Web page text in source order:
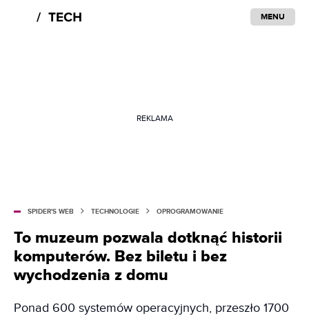
MENU
REKLAMA
SPIDER'S WEB TECHNOLOGIE OPROGRAMOWANIE
To muzeum pozwala dotknąć historii
komputerów. Bez biletu i bez
wychodzenia z domu
Ponad 600 systemów operacyjnych, przeszło 1700